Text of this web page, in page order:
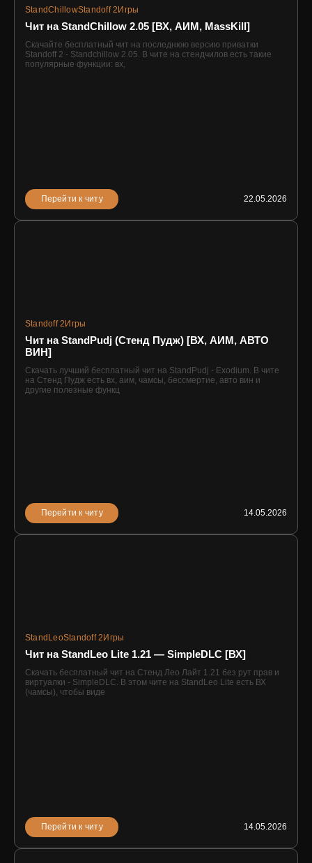
StandChillowStandoff 2 Игры
Чит на StandChillow 2.05 [ВХ, АИМ, MassKill]
Скачайте бесплатный чит на последнюю версию приватки
Standoff 2 - Standchillow 2.05. В чите на стендчилов есть такие
популярные функции: вх,
Перейти к читу 22.05.2026
Standoff 2 Игры
Чит на StandPudj (Стенд Пудж) [ВХ, АИМ, АВТО
ВИН]
Скачать лучший бесплатный чит на StandPudj - Exodium. В чите
на Стенд Пудж есть вх, аим, чамсы, бессмертие, авто вин и
другие полезные функц
Перейти к читу 14.05.2026
StandLeoStandoff 2 Игры
Чит на StandLeo Lite 1.21 — SimpleDLC [ВХ]
Скачать бесплатный чит на Стенд Лео Лайт 1.21 без рут прав и
виртуалки - SimpleDLC. В этом чите на StandLeo Lite есть ВХ
(чамсы), чтобы виде
Перейти к читу 14.05.2026